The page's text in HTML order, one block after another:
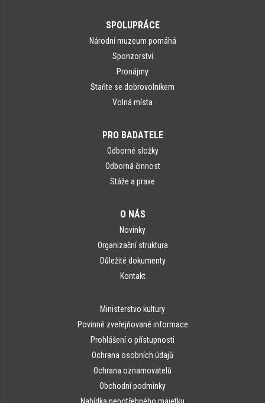
SPOLUPRÁCE
Národní muzeum pomáhá
Sponzorství
Pronájmy
Staňte se dobrovolníkem
Volná místa
PRO BADATELE
Odborné složky
Odborná činnost
Stáže a praxe
O NÁS
Novinky
Organizační struktura
Důležité dokumenty
Kontakt
Ministerstvo kultury
Povinně zveřejňované informace
Prohlášení o přístupnosti
Ochrana osobních údajů
Ochrana oznamovatelů
Obchodní podmínky
Nabídka nepotřebného majetku